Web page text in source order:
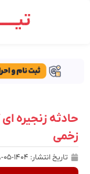
زخمی
تاریخ انتشار: ۱۴۰۴-۰۵-۱۸